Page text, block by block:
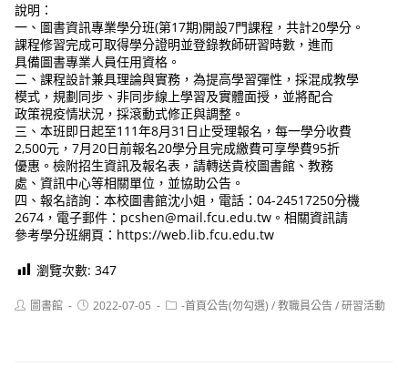
說明：
一、圖書資訊專業學分班(第17期)開設7門課程，共計20學分。
課程修習完成可取得學分證明並登錄教師研習時數，進而
具備圖書專業人員任用資格。
二、課程設計兼具理論與實務，為提高學習彈性，採混成教學
模式，規劃同步、非同步線上學習及實體面授，並將配合
政策視疫情狀況，採滾動式修正與調整。
三、本班即日起至111年8月31日止受理報名，每一學分收費
2,500元，7月20日前報名20學分且完成繳費可享學費95折
優惠。檢附招生資訊及報名表，請轉送貴校圖書館、教務
處、資訊中心等相關單位，並協助公告。
四、報名諮詢：本校圖書館沈小姐，電話：04-24517250分機
2674，電子郵件：pcshen@mail.fcu.edu.tw。相關資訊請
參考學分班網頁：https://web.lib.fcu.edu.tw
瀏覽次數: 347
Post圖書館
Post2022-07-05
Post-首頁公告(勿勾選) /教職員公告/研習活動